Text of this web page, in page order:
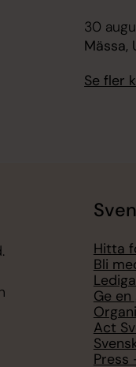
30
Mässa,
Se fler
Hitta
Bli
Ge en
Act
Press